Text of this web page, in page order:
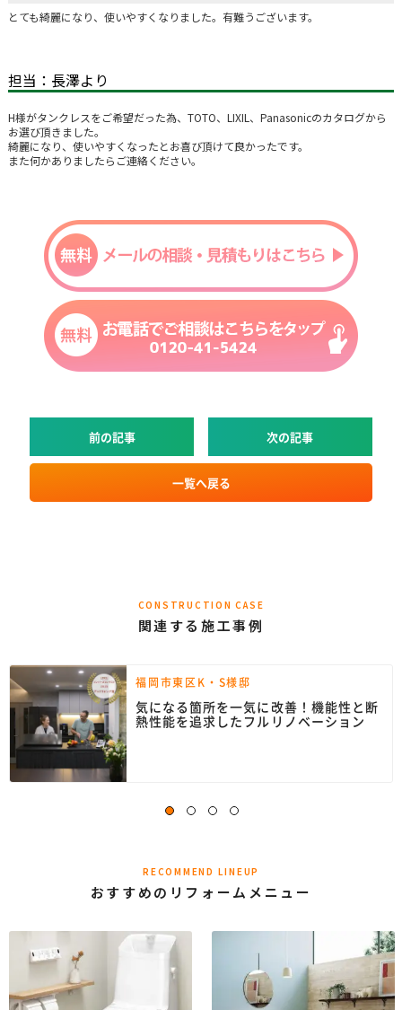
とても綺麗になり、使いやすくなりました。有難うございます。
担当：長澤より
H様がタンクレスをご希望だった為、TOTO、LIXIL、Panasonicのカタログから
お選び頂きました。
綺麗になり、使いやすくなったとお喜び頂けて良かったです。
また何かありましたらご連絡ください。
前の記事 次の記事
一覧へ戻る
CONSTRUCTION CASE
関連する施工事例
福岡市東区K・S様邸
気になる箇所を一気に改善！機能性と断
熱性能を追求したフルリノベーション
RECOMMEND LINEUP
おすすめのリフォームメニュー